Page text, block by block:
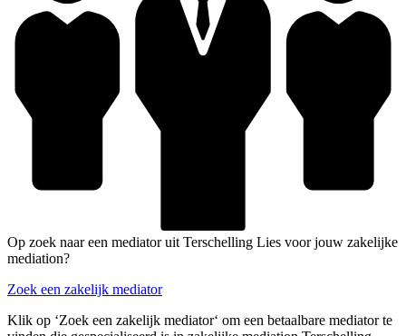
Op zoek naar een mediator uit Terschelling Lies voor jouw zakelijke
mediation?
Zoek een zakelijk mediator
Klik op ‘Zoek een zakelijk mediator‘ om een betaalbare mediator te